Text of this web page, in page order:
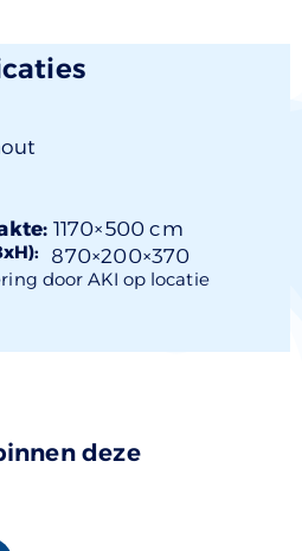
1170×500 cm
870×200×370
door AKI op locatie
deze